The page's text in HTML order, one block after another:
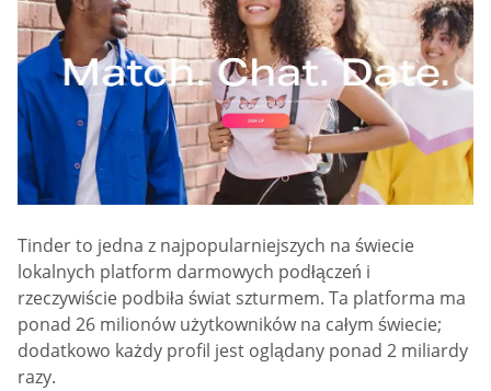
Tinder to jedna z najpopularniejszych na świecie
lokalnych platform darmowych podłączeń i
rzeczywiście podbiła świat szturmem. Ta platforma ma
ponad 26 milionów użytkowników na całym świecie;
dodatkowo każdy profil jest oglądany ponad 2 miliardy
razy.